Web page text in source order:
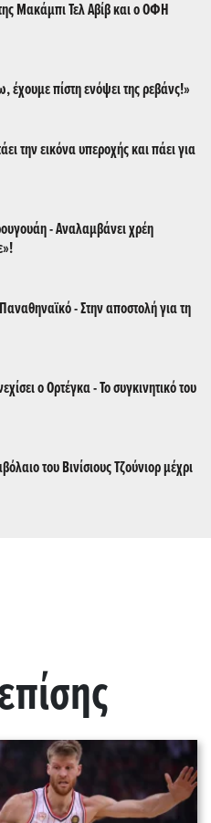
Μακάμπι Τελ Αβίβ και ο ΟΦΗ
έχουμε πίστη ενόψει της ρεβάνς!»
την εικόνα υπεροχής και πάει για
- Αναλαμβάνει χρέη
- Στην αποστολή για τη
ο Ορτέγκα - Το συγκινητικό του
του Βινίσιους Τζούνιορ μέχρι